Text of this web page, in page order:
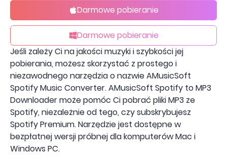
Darmowe pobieranie
Darmowe pobieranie
Jeśli zależy Ci na jakości muzyki i szybkości jej
pobierania, możesz skorzystać z prostego i
niezawodnego narzędzia o nazwie AMusicSoft
Spotify Music Converter. AMusicSoft Spotify to MP3
Downloader może pomóc Ci pobrać pliki MP3 ze
Spotify, niezależnie od tego, czy subskrybujesz
Spotify Premium. Narzędzie jest dostępne w
bezpłatnej wersji próbnej dla komputerów Mac i
Windows PC.